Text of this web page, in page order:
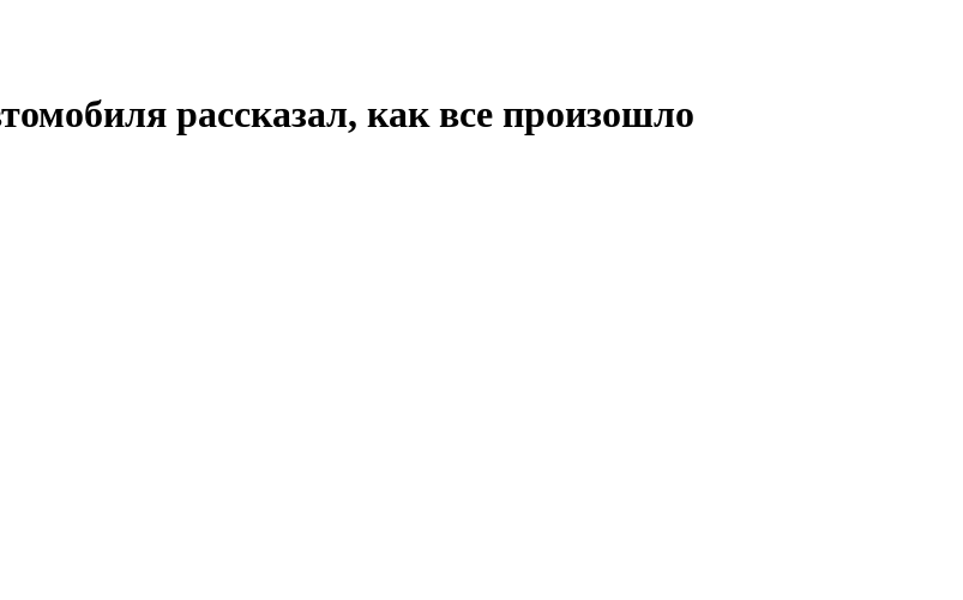
рассказал, как все произошло